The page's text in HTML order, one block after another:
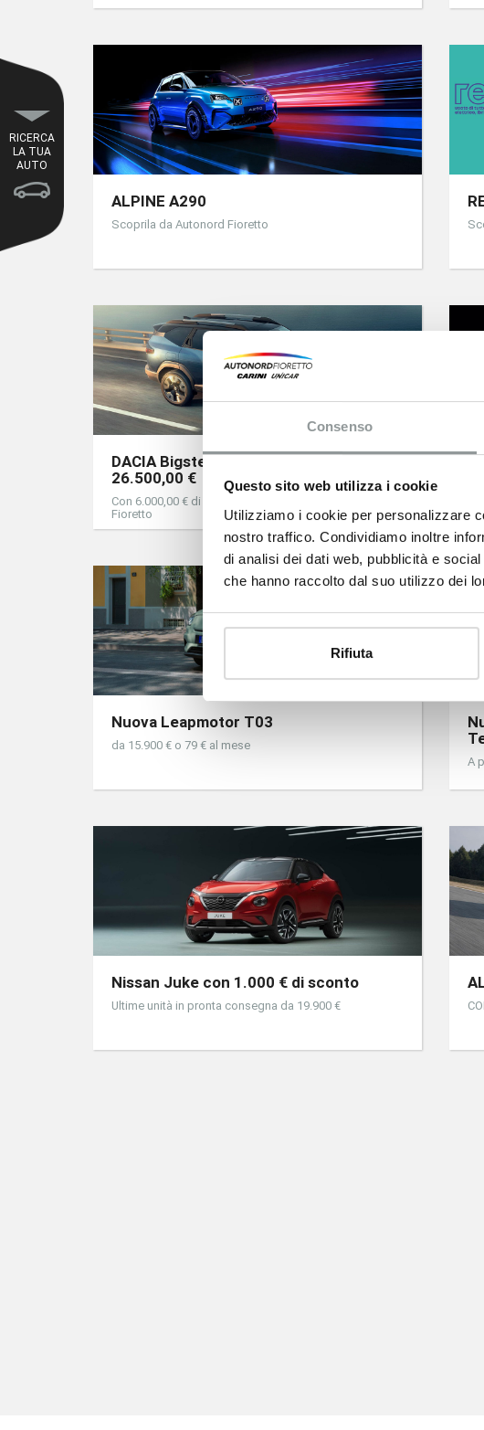
Consenso
Questo sito web utilizza i cookie
Utilizziamo i cookie per personalizzare
nostro traffico. Condividiamo inoltre
di analisi dei dati web, pubblicità e
che hanno raccolto dal suo utilizzo dei
Rifiuta
ALPINE A290
Scoprila da Autonord Fioretto
DACIA Bigster Full Hybrid 155 da
26.500,00 €
Con 6.000,00 € di vantaggio cliente - solo da Autonord
Fioretto
Nuova Leapmotor T03
da 15.900 € o 79 € al mese
A
Nissan Juke con 1.000 € di sconto
Ultime unità in pronta consegna da 19.900 €
RICERCA
LA TUA
AUTO